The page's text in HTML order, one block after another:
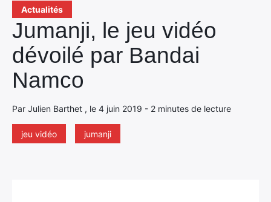
Actualités
Jumanji, le jeu vidéo
dévoilé par Bandai
Namco
Par Julien Barthet , le 4 juin 2019 - 2 minutes de lecture
jeu vidéo jumanji